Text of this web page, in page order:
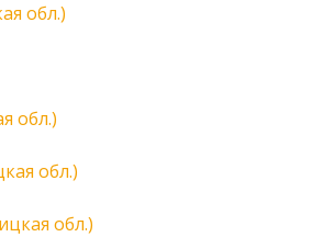
обл.)
обл.)
обл.)
обл.)